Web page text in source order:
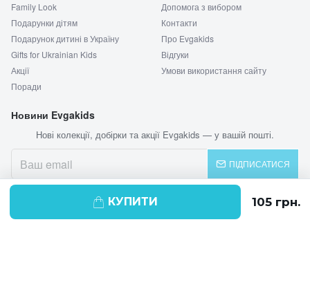
КУПИТИ
Family Look
Подарунки дітям
Подарунок дитині в Україну
Gifts for Ukrainian Kids
Акції
Поради
Допомога з вибором
Контакти
Про Evgakids
Відгуки
Умови використання сайту
Новини Evgakids
Нові колекції, добірки та акції Evgakids — у вашій пошті.
ПІДПИСАТИСЯ